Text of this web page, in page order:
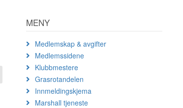
MENY
Medlemskap & avgifter
Medlemssidene
Klubbmestere
Grasrotandelen
Innmeldingskjema
Marshall tjeneste